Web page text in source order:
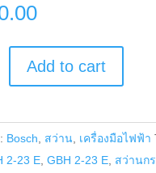
Add to cart
Bosch สว่าน เครื่องมือไฟฟ้า
2-23 E ,GBH 2-23 E สว่านก